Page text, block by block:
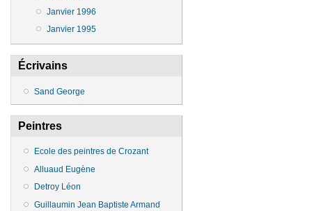
Janvier 1996
Janvier 1995
Écrivains
Sand George
Peintres
Ecole des peintres de Crozant
Alluaud Eugène
Detroy Léon
Guillaumin Jean Baptiste Armand